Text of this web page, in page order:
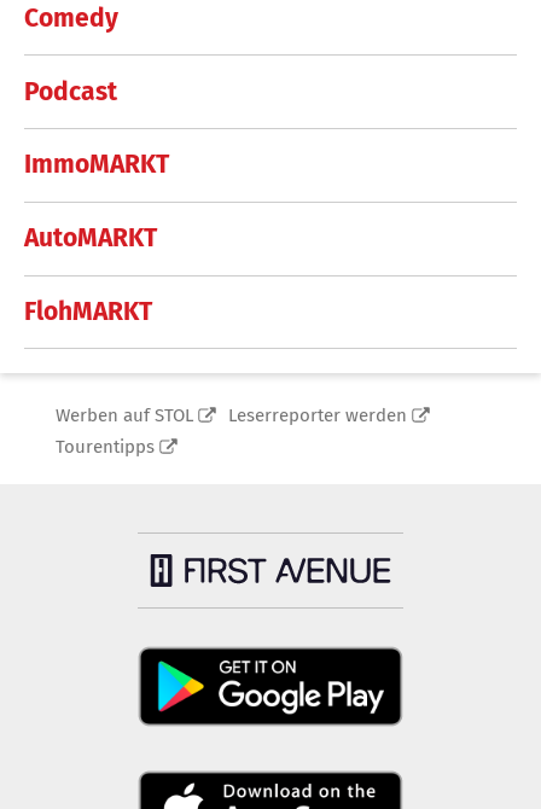
Comedy
Podcast
ImmoMARKT
AutoMARKT
FlohMARKT
Werben auf STOL
Leserreporter werden
Tourentipps